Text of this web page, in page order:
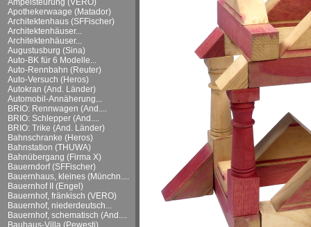
Ampelsteürung (VERO)
Apothekerwaage (Matador)
Architektenhaus (SFFischer)
Architektenhäuser...
Architektenhäuser...
Augustusburg (Sina)
Auto-BK für 6 Modelle...
Auto-Rennbahn (Reuter)
Auto-Versuch (Heros)
Autokran (And. Länder)
Automobil-Annäherung...
BRIO: Rennwagen (And....
BRIO: Schlepper (And....
BRIO: Trike (And. Länder)
Bahnschranke (Heros)
Bahnstation (THUWA)
Bahnübergang (Firma X)
Bauerndorf (SFFischer)
Bauernhaus, kleines (Münchn....
Bauernhof II (Engel)
Bauernhof, fränkisch (VERO)
Bauernhof, niederdeutsch...
Bauernhof, schematisch (And....
Bauhaus-Villa (Pewesti)